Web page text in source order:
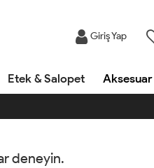
Giriş Yap
Etek & Salopet Aksesuar
deneyin.